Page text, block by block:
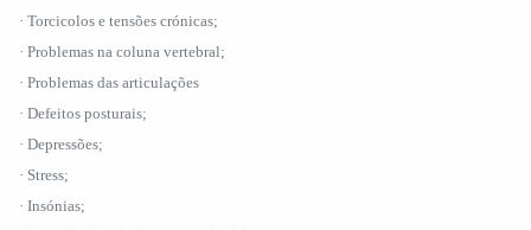
· Torcicolos e tensões crónicas;
· Problemas na coluna vertebral;
· Problemas das articulações
· Defeitos posturais;
· Depressões;
· Stress;
· Insónias;